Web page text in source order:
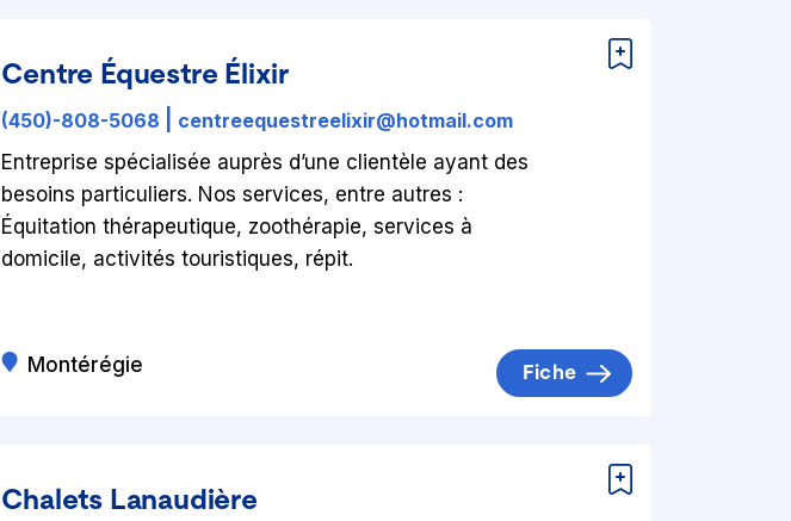
Centre Équestre Élixir
(450)-808-5068
centreequestreelixir@hotmail.com
Entreprise spécialisée auprès d’une clientèle ayant des
besoins particuliers. Nos services, entre autres :
Équitation thérapeutique, zoothérapie, services à
domicile, activités touristiques, répit.
Montérégie Fiche
Chalets Lanaudière